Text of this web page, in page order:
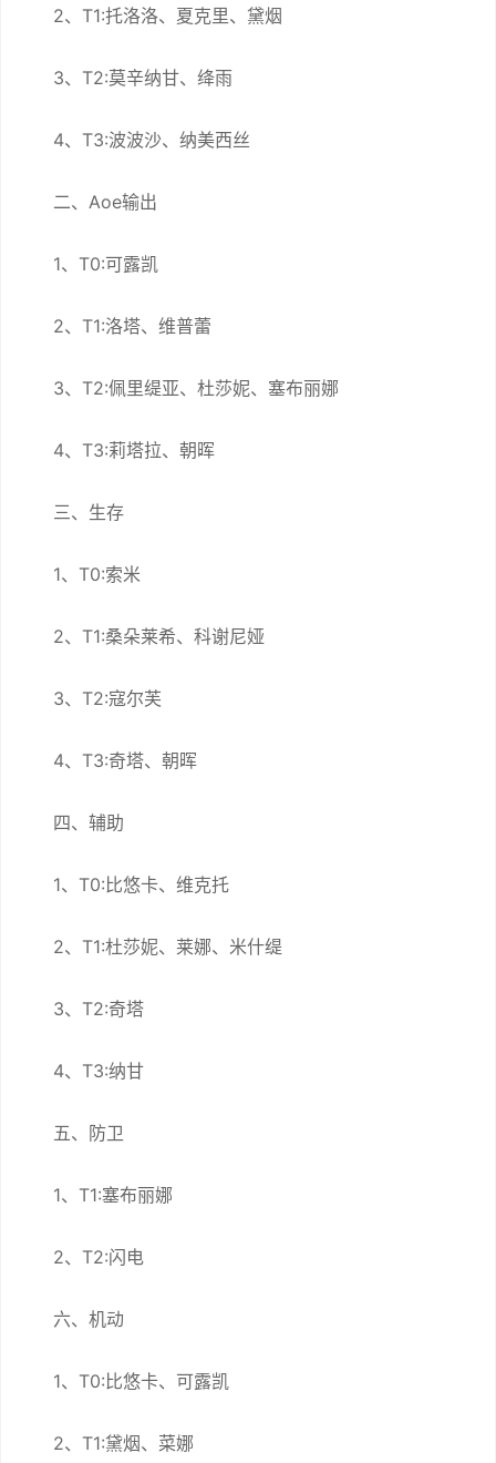
2、T1:托洛洛、夏克里、黛烟
3、T2:莫辛纳甘、绛雨
4、T3:波波沙、纳美西丝
二、Aoe输出
1、T0:可露凯
2、T1:洛塔、维普蕾
3、T2:佩里缇亚、杜莎妮、塞布丽娜
4、T3:莉塔拉、朝晖
三、生存
1、T0:索米
2、T1:桑朵莱希、科谢尼娅
3、T2:寇尔芙
4、T3:奇塔、朝晖
四、辅助
1、T0:比悠卡、维克托
2、T1:杜莎妮、莱娜、米什缇
3、T2:奇塔
4、T3:纳甘
五、防卫
1、T1:塞布丽娜
2、T2:闪电
六、机动
1、T0:比悠卡、可露凯
2、T1:黛烟、菜娜